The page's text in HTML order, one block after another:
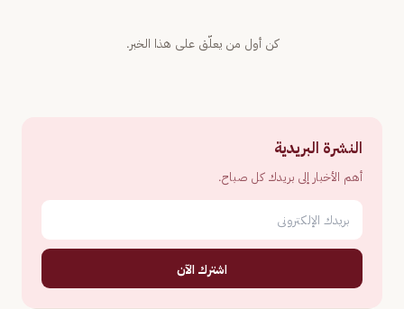
كن أول من يعلّق على هذا الخبر.
النشرة البريدية
أهم الأخبار إلى بريدك كل صباح.
اشترك الآن